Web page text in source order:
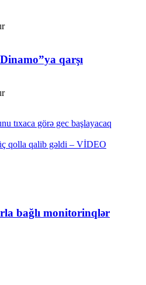
qarşı
tıxaca görə gec başlayacaq
qolla qalib gəldi – VİDEO
bağlı monitorinqlər